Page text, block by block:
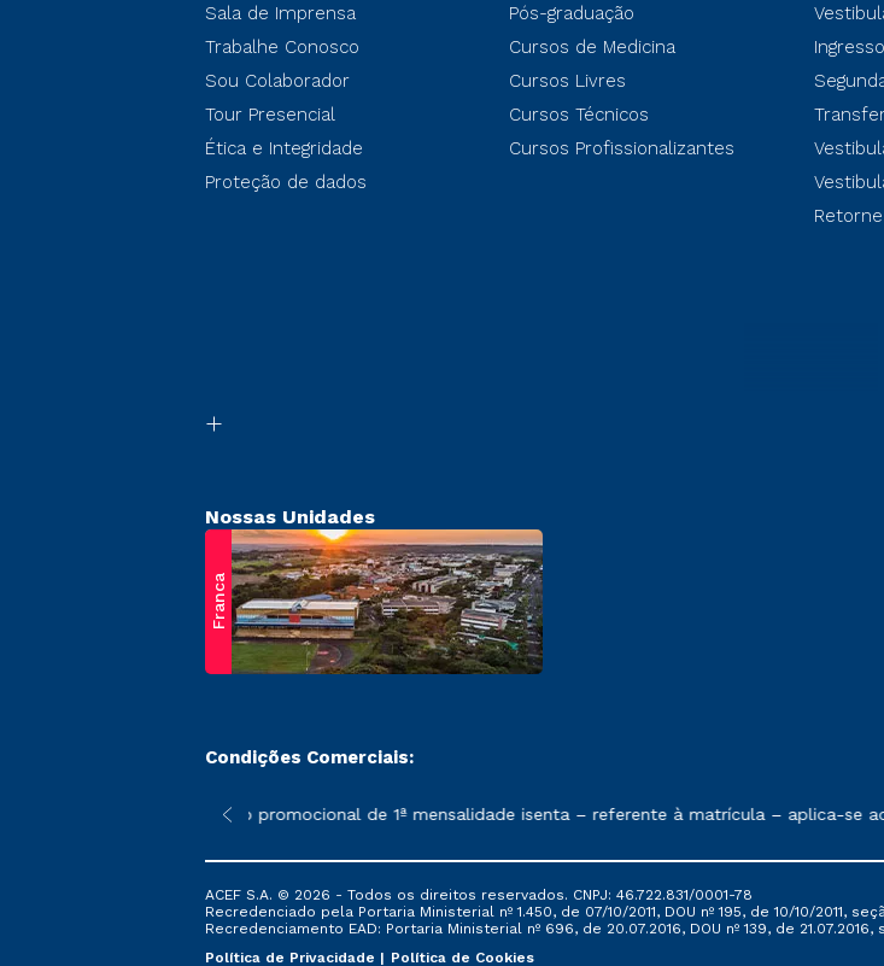
Sala de Imprensa
Trabalhe Conosco
Sou Colaborador
Tour Presencial
Ética e Integridade
Proteção de dados
Pós-graduação
Cursos de Medicina
Cursos Livres
Cursos Técnicos
Cursos Profissionalizantes
Nossas Unidades
Franca
Condições Comerciais:
sofrer alterações nos períodos de rematrícula conforme exposto no contrato de prestação de
*A condição promocional de 1ª mensalidade isenta – referente à matrícula – aplica-se
ACEF S.A. © 2026 - Todos os direitos reservados. CNPJ: 46.722.831/0001-78
Recredenciado pela Portaria Ministerial nº 1.450, de 07/10/2011, DOU nº 195, de 10/10/2011,
Recredenciamento EAD: Portaria Ministerial nº 696, de 20.07.2016, DOU nº 139, de 21.07.2016,
Política de Privacidade
Política de Cookies